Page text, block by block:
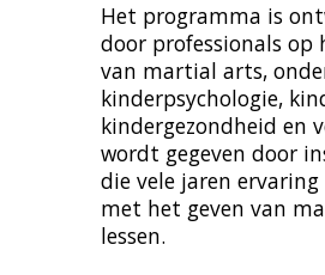
Het programma is
door professionals op
van martial arts,
kinderpsychologie,
kindergezondheid en
wordt gegeven door
die vele jaren ervaring
met het geven van
lessen.